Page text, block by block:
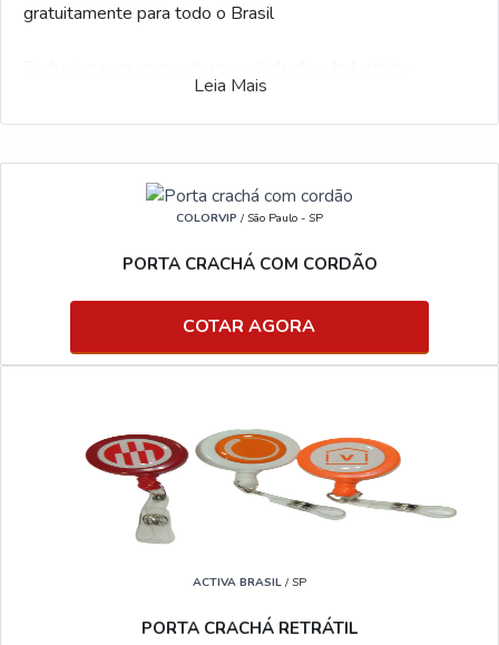
gratuitamente para todo o Brasil
desenvolveu o maior número de fabricantes qualificados
do ramo industrial. Interessado por Porta crachá rígido e
dos anuciantes a seguir:
Leia Mais
COLORVIP / São Paulo - SP
PORTA CRACHÁ COM CORDÃO
COTAR AGORA
ACTIVA BRASIL / SP
PORTA CRACHÁ RETRÁTIL